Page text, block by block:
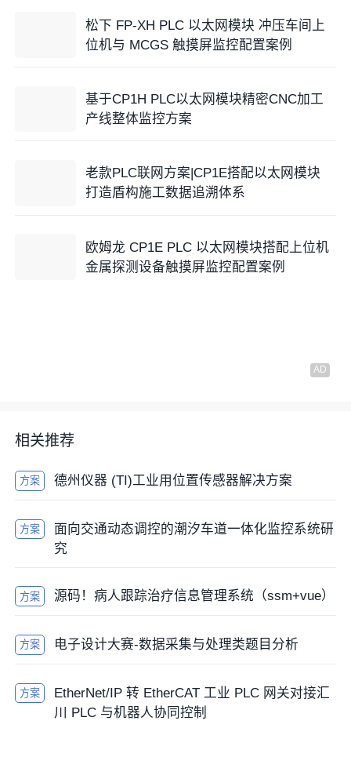
松下 FP-XH PLC 以太网模块 冲压车间上
位机与 MCGS 触摸屏监控配置案例
基于CP1H PLC以太网模块精密CNC加工
产线整体监控方案
老款PLC联网方案|CP1E搭配以太网模块
打造盾构施工数据追溯体系
欧姆龙 CP1E PLC 以太网模块搭配上位机
金属探测设备触摸屏监控配置案例
相关推荐
方案 德州仪器 (TI)工业用位置传感器解决方案
方案
面向交通动态调控的潮汐车道一体化监控系统研
究
方案 源码！病人跟踪治疗信息管理系统（ssm+vue）
方案 电子设计大赛-数据采集与处理类题目分析
方案
EtherNet/IP 转 EtherCAT 工业 PLC 网关对接汇
川 PLC 与机器人协同控制